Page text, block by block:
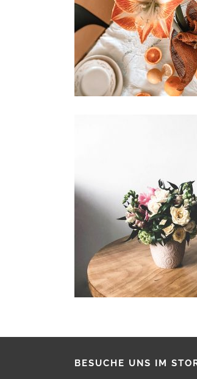
BESUCHE UNS IM